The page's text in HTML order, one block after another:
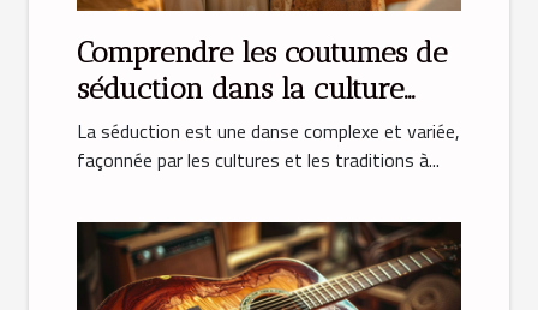
Comprendre les coutumes de
séduction dans la culture
musulmane
La séduction est une danse complexe et variée,
façonnée par les cultures et les traditions à...